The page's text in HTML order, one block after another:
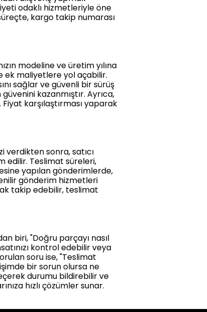
odaklı hizmetleriyle öne
kargo takip numarası
modeline ve üretim yılına
ek maliyetlere yol açabilir.
sağlar ve güvenli bir sürüş
kazanmıştır. Ayrıca,
karşılaştırması yaparak
sonra, satıcı
edilir. Teslimat süreleri,
yapılan gönderimlerde,
gönderim hizmetleri
takip edebilir, teslimat
biri, "Doğru parçayı nasıl
kontrol edebilir veya
soru ise, "Teslimat
bir sorun olursa ne
durumu bildirebilir ve
hızlı çözümler sunar.